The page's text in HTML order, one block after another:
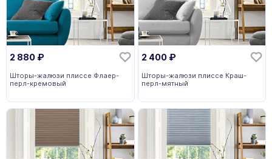
2 880 ₽
Шторы-жалюзи плиссе Флаер-
перл-кремовый
2 400 ₽
Шторы-жалюзи плиссе Краш-
перл-мятный